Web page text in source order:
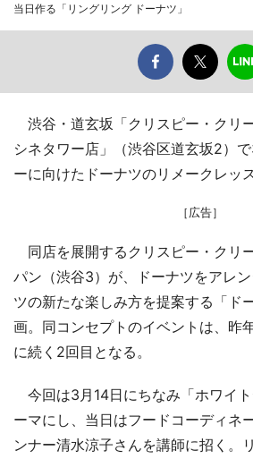
当日作る「リングリング ドーナツ」
渋谷・道玄坂「クリスピー・クリ
シネタワー店」（渋谷区道玄坂2）
ーに向けたドーナツのリメークレッ
［広告］
同店を展開するクリスピー・クリ
パン（渋谷3）が、ドーナツをアレ
ツの新たな楽しみ方を提案する「ド
画。同コンセプトのイベントは、昨
に続く2回目となる。
今回は3月14日にちなみ「ホワイ
ーマにし、当日はフードコーディネ
ンナー清水涼子さんを講師に招く。